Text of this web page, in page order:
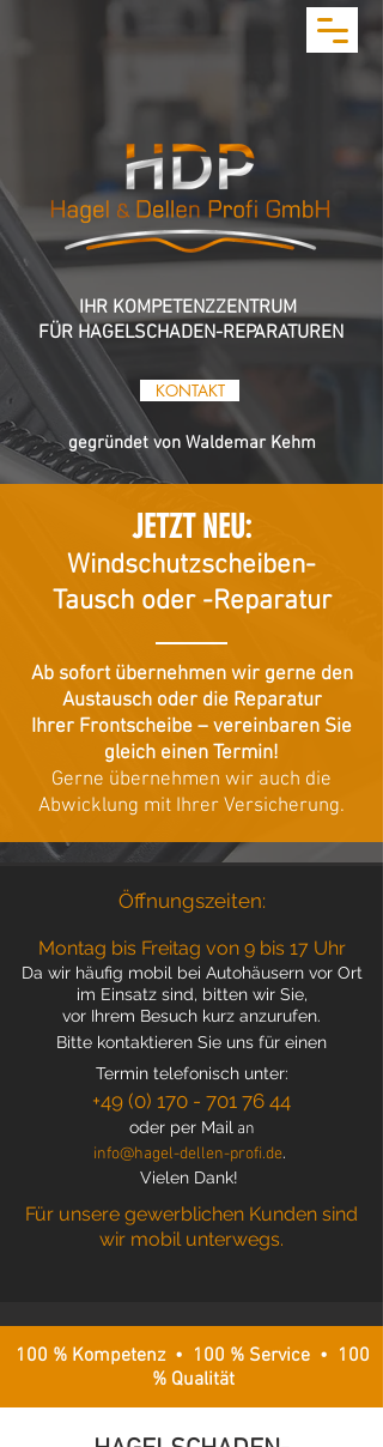
IHR KOMPETENZZENTRUM
FÜR HAGELSCHADEN-REPARATUREN
KONTAKT
gegründet von Waldemar Kehm
JETZT NEU:
Windschutzscheiben-
Tausch oder -Reparatur
Ab sofort übernehmen wir gerne den
Austausch oder die Reparatur
Ihrer Frontscheibe – vereinbaren Sie
gleich einen Termin!
Gerne übernehmen wir auch die
Abwicklung mit Ihrer Versicherung.
Öffnungszeiten:
Montag bis Freitag von 9 bis 17 Uhr
Da wir häufig mobil bei Autohäusern vor Ort
im Einsatz sind, bitten wir Sie,
vor Ihrem Besuch kurz anzurufen.
Bitte kontaktieren Sie uns für einen
Termintelefonisch unter:
+49 (0) 170 - 701 76 44
oder per Mail an
info@hagel-dellen-profi.de.
Vielen Dank!
Für unsere gewerblichen Kunden sind
wir mobil unterwegs.
100 % Kompetenz • 100 % Service • 100
% Qualität